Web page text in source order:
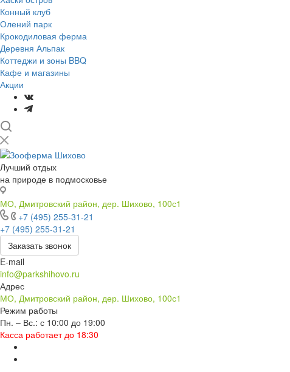
Конный клуб
Олений парк
Крокодиловая ферма
Деревня Альпак
Коттеджи и зоны BBQ
Кафе и магазины
Акции
Лучший отдых
на природе в подмосковье
МО, Дмитровский район, дер. Шихово, 100с1
+7 (495) 255-31-21
+7 (495) 255-31-21
Заказать звонок
E-mail
info@parkshihovo.ru
Адрес
МО, Дмитровский район, дер. Шихово, 100с1
Режим работы
Пн. – Вс.: с 10:00 до 19:00
Касса работает до 18:30